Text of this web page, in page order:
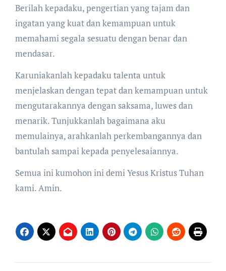
Berilah kepadaku, pengertian yang tajam dan
ingatan yang kuat dan kemampuan untuk
memahami segala sesuatu dengan benar dan
mendasar.
Karuniakanlah kepadaku talenta untuk
menjelaskan dengan tepat dan kemampuan untuk
mengutarakannya dengan saksama, luwes dan
menarik. Tunjukkanlah bagaimana aku
memulainya, arahkanlah perkembangannya dan
bantulah sampai kepada penyelesaiannya.
Semua ini kumohon ini demi Yesus Kristus Tuhan
kami. Amin.